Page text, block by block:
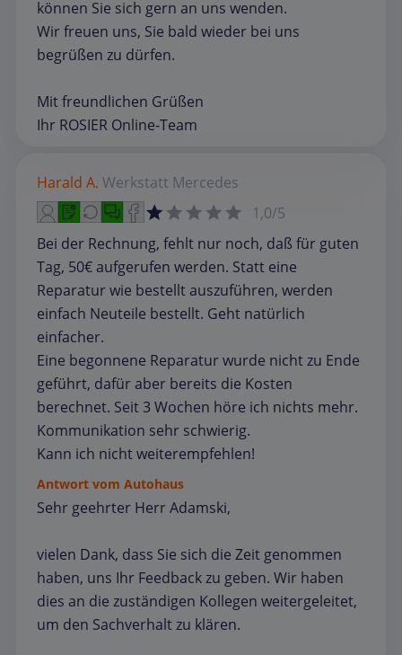
können Sie sich gern an uns wenden.
Wir freuen uns, Sie bald wieder bei uns
begrüßen zu dürfen.
Mit freundlichen Grüßen
Ihr ROSIER Online-Team
Harald A. Werkstatt Mercedes
1,0/5
Bei der Rechnung, fehlt nur noch, daß für guten
Tag, 50€ aufgerufen werden. Statt eine
Reparatur wie bestellt auszuführen, werden
einfach Neuteile bestellt. Geht natürlich
einfacher.
Eine begonnene Reparatur wurde nicht zu Ende
geführt, dafür aber bereits die Kosten
berechnet. Seit 3 Wochen höre ich nichts mehr.
Kommunikation sehr schwierig.
Kann ich nicht weiterempfehlen!
Antwort vom Autohaus
Sehr geehrter Herr Adamski,
vielen Dank, dass Sie sich die Zeit genommen
haben, uns Ihr Feedback zu geben. Wir haben
dies an die zuständigen Kollegen weitergeleitet,
um den Sachverhalt zu klären.